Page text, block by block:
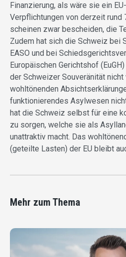
Finanzierung, als wäre sie ein
Verpflichtungen von derzeit rund
scheinen zwar bescheiden, die
Zudem hat sich die Schweiz bei
EASO und bei
Europäischen Gerichtshof
der Schweizer Souveränität
wohltönenden
funktionierendes Asylwesen
hat die Schweiz selbst für eine
zu sorgen, welche sie als
unattraktiv macht. Das
(geteilte Lasten) der EU bleibt
Mehr zum Thema